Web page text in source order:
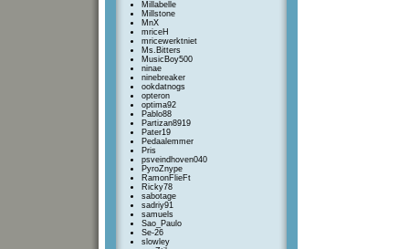
Millabelle
Millstone
MnX
mriceH
mricewerktniet
Ms.Bitters
MusicBoy500
ninae
ninebreaker
ookdatnogs
opteron
optima92
Pablo88
Partizan8919
Pater19
Pedaalemmer
Pris
psveindhoven040
PyroZnype
RamonFlieFt
Ricky78
sabotage
sadriy91
samuels
Sao_Paulo
Se-26
slowley